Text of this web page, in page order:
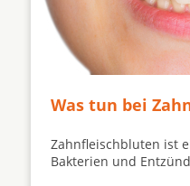
Was tun bei
Zahnfleischbluten ist
Bakterien und